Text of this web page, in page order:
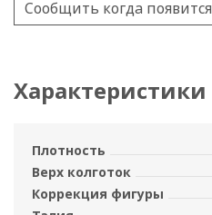
Сообщить когда появится
Характеристики
Плотность
Верх колготок
Коррекция фигуры